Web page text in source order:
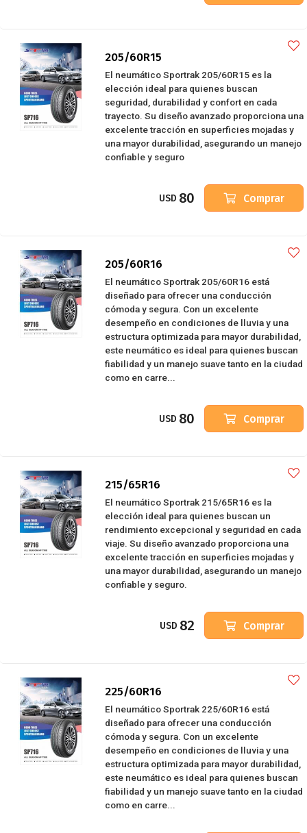
205/60R15
El neumático Sportrak 205/60R15 es la
elección ideal para quienes buscan
seguridad, durabilidad y confort en cada
trayecto. Su diseño avanzado proporciona una
excelente tracción en superficies mojadas y
una mayor durabilidad, asegurando un manejo
confiable y seguro
USD 80 Comprar
205/60R16
El neumático Sportrak 205/60R16 está
diseñado para ofrecer una conducción
cómoda y segura. Con un excelente
desempeño en condiciones de lluvia y una
estructura optimizada para mayor durabilidad,
este neumático es ideal para quienes buscan
fiabilidad y un manejo suave tanto en la ciudad
como en carre...
USD 80 Comprar
215/65R16
El neumático Sportrak 215/65R16 es la
elección ideal para quienes buscan un
rendimiento excepcional y seguridad en cada
viaje. Su diseño avanzado proporciona una
excelente tracción en superficies mojadas y
una mayor durabilidad, asegurando un manejo
confiable y seguro.
USD 82 Comprar
225/60R16
El neumático Sportrak 225/60R16 está
diseñado para ofrecer una conducción
cómoda y segura. Con un excelente
desempeño en condiciones de lluvia y una
estructura optimizada para mayor durabilidad,
este neumático es ideal para quienes buscan
fiabilidad y un manejo suave tanto en la ciudad
como en carre...